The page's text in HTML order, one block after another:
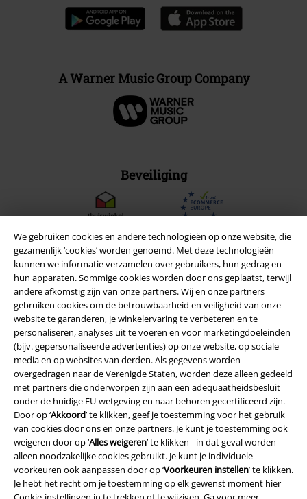
We gebruiken cookies en andere technologieën op onze website, die
gezamenlijk ‘cookies’ worden genoemd. Met deze technologieën
kunnen we informatie verzamelen over gebruikers, hun gedrag en
hun apparaten. Sommige cookies worden door ons geplaatst, terwijl
andere afkomstig zijn van onze partners. Wij en onze partners
gebruiken cookies om de betrouwbaarheid en veiligheid van onze
website te garanderen, je winkelervaring te verbeteren en te
personaliseren, analyses uit te voeren en voor marketingdoeleinden
(bijv. gepersonaliseerde advertenties) op onze website, op sociale
media en op websites van derden. Als gegevens worden
overgedragen naar de Verenigde Staten, worden deze alleen gedeeld
met partners die onderworpen zijn aan een adequaatheidsbesluit
onder de huidige EU-wetgeving en naar behoren gecertificeerd zijn.
Door op ‘Akkoord’ te klikken, geef je toestemming voor het gebruik
van cookies door ons en onze partners. Je kunt je toestemming ook
weigeren door op ‘Alles weigeren’ te klikken - in dat geval worden
alleen noodzakelijke cookies gebruikt. Je kunt je individuele
voorkeuren ook aanpassen door op ‘Voorkeuren instellen’ te klikken.
Je hebt het recht om je toestemming op elk gewenst moment hier
A Warner Music Group Company
Beveiliging
Legal
Algemene Voorwaarden
Bedrijfsgegevens
Privacyverklaring
Verklaring van conformiteit